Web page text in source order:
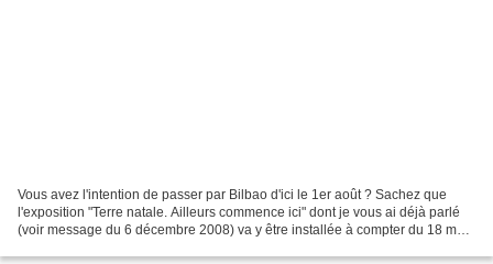
Vous avez l'intention de passer par Bilbao d'ici le 1er août ? Sachez que
l'exposition "Terre natale. Ailleurs commence ici" dont je vous ai déjà parlé
(voir message du 6 décembre 2008) va y être installée à compter du 18 mai.